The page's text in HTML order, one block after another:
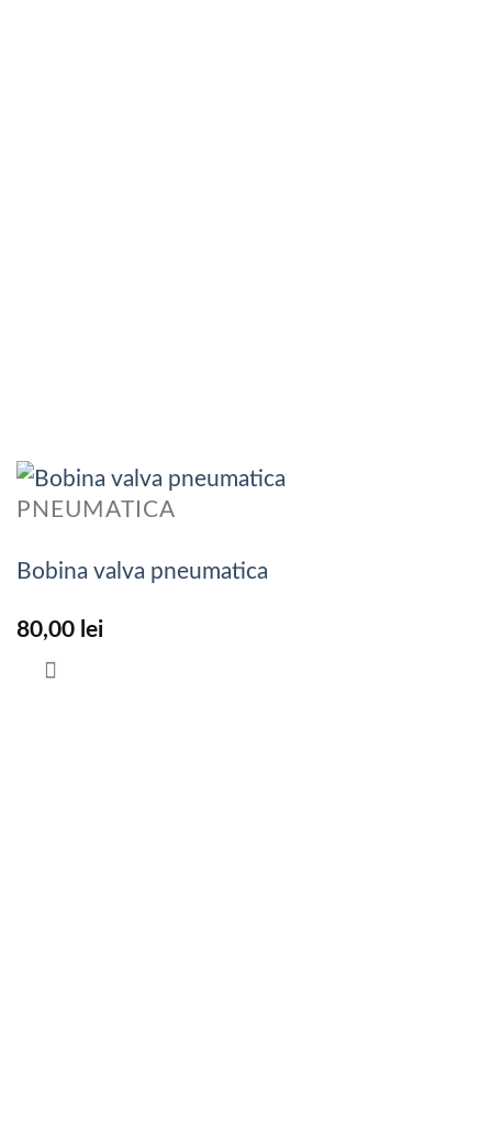
PNEUMATICA
Bobina valva pneumatica
80,00 lei